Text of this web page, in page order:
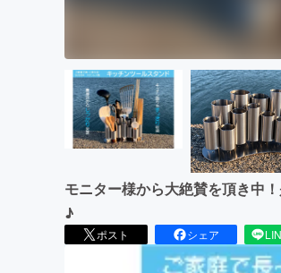
モニター様から大絶賛を頂き中
♪
ポスト シェア